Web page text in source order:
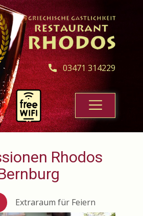
03471 314229
Rhodos
Extraraum für Feiern